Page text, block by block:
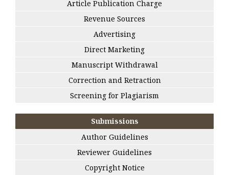
Article Publication Charge
Revenue Sources
Advertising
Direct Marketing
Manuscript Withdrawal
Correction and Retraction
Screening for Plagiarism
Submissions
Author Guidelines
Reviewer Guidelines
Copyright Notice